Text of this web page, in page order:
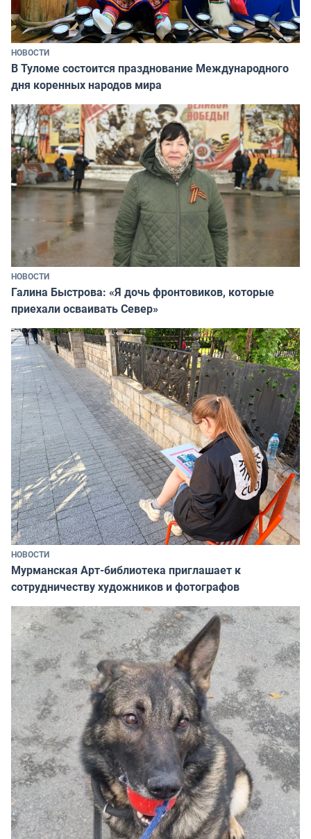
НОВОСТИ
В Туломе состоится празднование Международного
дня коренных народов мира
НОВОСТИ
Галина Быстрова: «Я дочь фронтовиков, которые
приехали осваивать Север»
НОВОСТИ
Мурманская Арт-библиотека приглашает к
сотрудничеству художников и фотографов